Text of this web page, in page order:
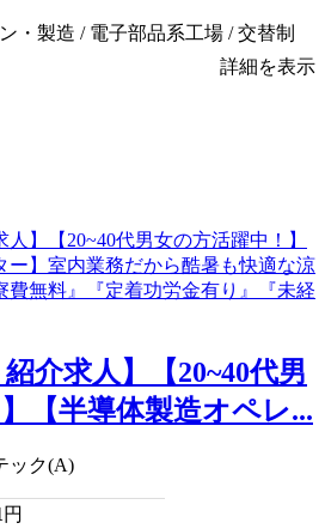
・製造 / 電子部品系工場 / 交替制
詳細を表示
介求人】【20~40代男
【半導体製造オペレ...
ック(A)
円